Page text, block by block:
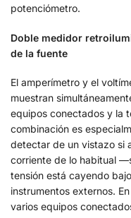
potenciómetro.
Doble medidor
de la fuente
El amperímetro y el
muestran
equipos conectados y la
combinación es
detectar de un vistazo si
corriente de lo habitual
tensión está cayendo
instrumentos externos.
varios equipos